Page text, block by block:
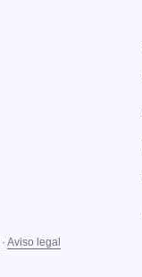
· Aviso legal